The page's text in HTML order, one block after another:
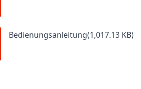
Bedienungsanleitung(1,017.13 KB)